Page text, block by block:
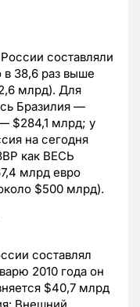
составляли
38,6 раз выше
млрд). Для
Бразилия —
$284,1 млрд; у
на сегодня
как ВЕСЬ
млрд евро
$500 млрд).
составлял
2010 года он
$40,7 млрд